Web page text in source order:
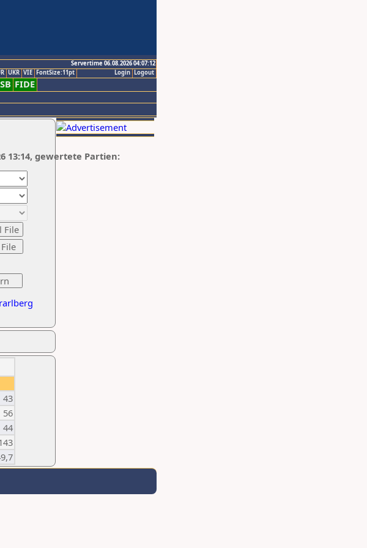
Servertime 06.08.2026 04:07:12
Logout
Login
UKR VIE FontSize:11pt
FIDE
13:14, gewertete Partien:
43
56
44